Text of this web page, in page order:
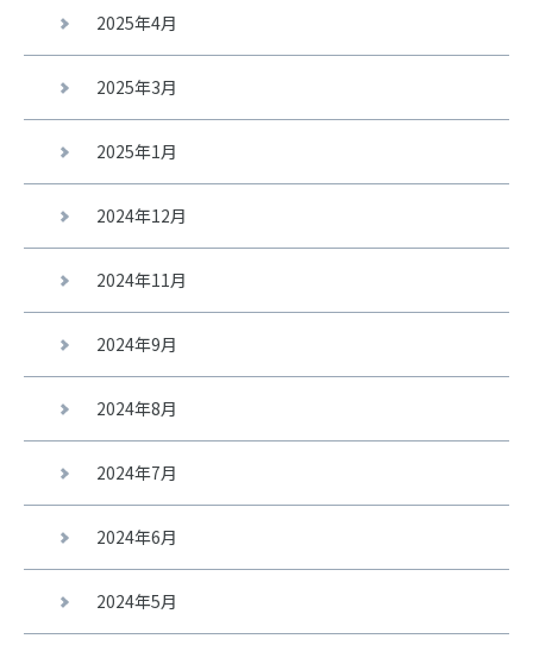
2025年4月
2025年3月
2025年1月
2024年12月
2024年11月
2024年9月
2024年8月
2024年7月
2024年6月
2024年5月